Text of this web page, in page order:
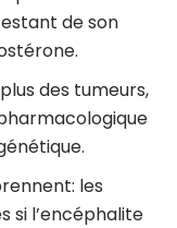
de son
des tumeurs,
les
si l’encéphalite